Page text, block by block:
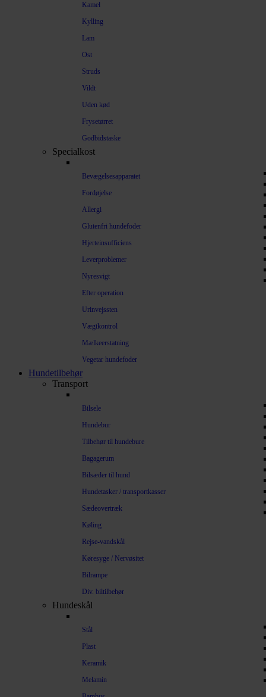
Kamel
Kylling
Lam
Ost
Struds
Vildt
Uden kød
Frysetørret
Godbidstaske
Specialkost
Bevægelsesapparatet
Fordøjelse
Allergi
Glutenfri hundefoder
Hjerteinsufficiens
Leverproblemer
Nyresvigt
Efter operation
Urinvejssten
Vægtkontrol
Mælkeerstatning
Vegetar hundefoder
Hundetilbehør
Transport
Bilsele
Hundebur
Tilbehør til hundebure
Bagagerum
Bilsæder til hund
Hundetasker / transportkasser
Sædeovertræk
Køling
Rejse-vandskål
Køresyge / Nervøsitet
Bilrampe
Div. biltilbehør
Hundeskål
Stål
Plast
Keramik
Melamin